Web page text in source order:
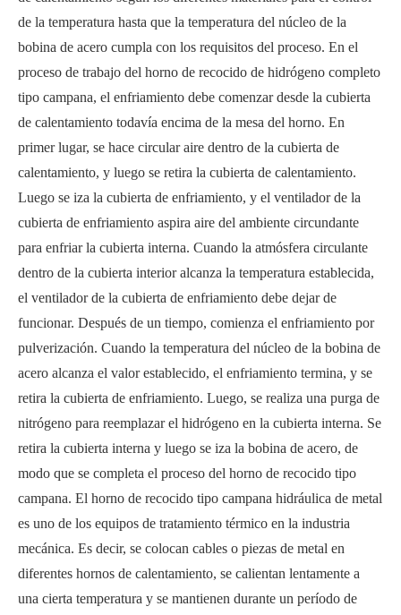
de la temperatura hasta que la temperatura del núcleo de la
bobina de acero cumpla con los requisitos del proceso. En el
proceso de trabajo del horno de recocido de hidrógeno completo
tipo campana, el enfriamiento debe comenzar desde la cubierta
de calentamiento todavía encima de la mesa del horno. En
primer lugar, se hace circular aire dentro de la cubierta de
calentamiento, y luego se retira la cubierta de calentamiento.
Luego se iza la cubierta de enfriamiento, y el ventilador de la
cubierta de enfriamiento aspira aire del ambiente circundante
para enfriar la cubierta interna. Cuando la atmósfera circulante
dentro de la cubierta interior alcanza la temperatura establecida,
el ventilador de la cubierta de enfriamiento debe dejar de
funcionar. Después de un tiempo, comienza el enfriamiento por
pulverización. Cuando la temperatura del núcleo de la bobina de
acero alcanza el valor establecido, el enfriamiento termina, y se
retira la cubierta de enfriamiento. Luego, se realiza una purga de
nitrógeno para reemplazar el hidrógeno en la cubierta interna. Se
retira la cubierta interna y luego se iza la bobina de acero, de
modo que se completa el proceso del horno de recocido tipo
campana. El horno de recocido tipo campana hidráulica de metal
es uno de los equipos de tratamiento térmico en la industria
mecánica. Es decir, se colocan cables o piezas de metal en
diferentes hornos de calentamiento, se calientan lentamente a
una cierta temperatura y se mantienen durante un período de